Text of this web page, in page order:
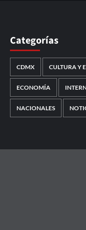
Categorías
CDMX CULTURA Y
ECONOMÍA
NACIONALES